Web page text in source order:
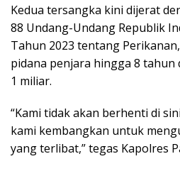
Kedua tersangka kini dijerat
88 Undang-Undang Republik
Tahun 2023 tentang
pidana penjara hingga 8 tahun
1 miliar.
“Kami tidak akan berhenti di
kami kembangkan untuk
yang terlibat,” tegas Kapolres